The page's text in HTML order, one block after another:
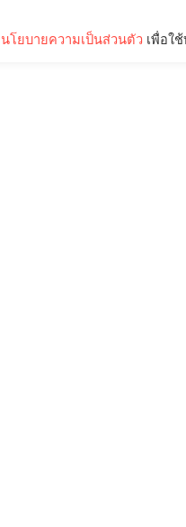
นโยบายความเป็นส่วนตัว เพื่อใ